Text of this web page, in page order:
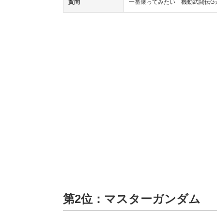
質問 一番乗ってみたい「機動武闘伝G
第2位：マスターガンダム